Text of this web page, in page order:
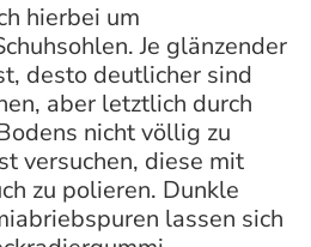
hierbei um
Je glänzender
desto deutlicher sind
aber letztlich durch
nicht völlig zu
versuchen, diese mit
zu polieren. Dunkle
lassen sich